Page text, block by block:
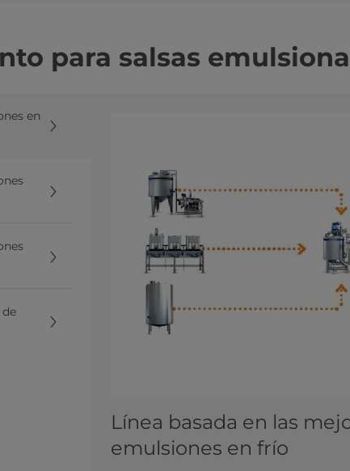
para salsas
en
Línea basada en las
emulsiones en frío